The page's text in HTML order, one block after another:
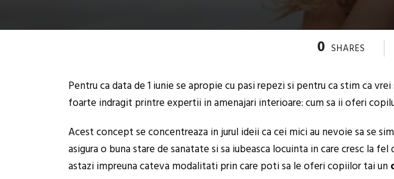
0 SHARES
Pentru ca data de 1 iunie se apropie cu pasi repezi si pentru ca stim ca
foarte indragit printre expertii in amenajari interioare: cum sa ii oferi
Acest concept se concentreaza in jurul ideii ca cei mici au nevoie sa se
asigura o buna stare de sanatate si sa iubeasca locuinta in care cresc la
astazi impreuna cateva modalitati prin care poti sa le oferi copiilor tai un